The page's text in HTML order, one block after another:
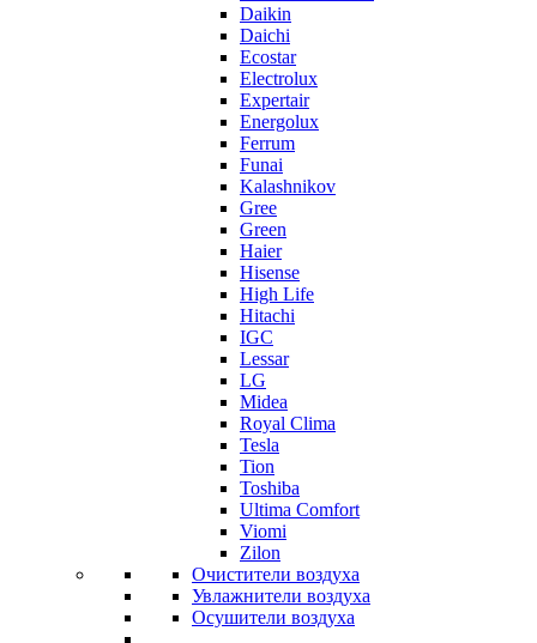
Daikin
Daichi
Ecostar
Electrolux
Expertair
Energolux
Ferrum
Funai
Kalashnikov
Gree
Grеen
Haier
Hisense
High Life
Hitachi
IGC
Lessar
LG
Midea
Royal Clima
Tesla
Tion
Toshiba
Ultima Comfort
Viomi
Zilon
Очистители воздуха
Увлажнители воздуха
Осушители воздуха